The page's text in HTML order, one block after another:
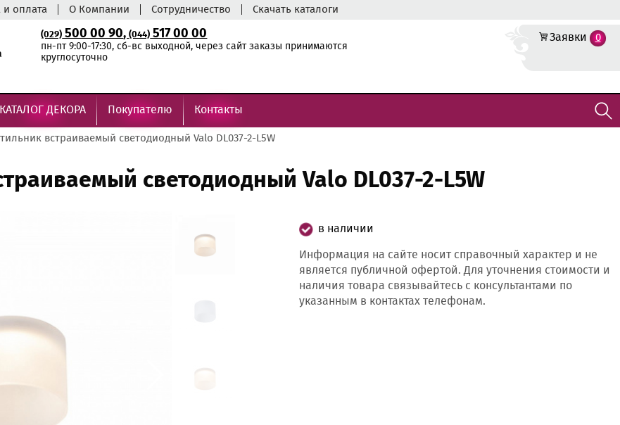
и оплата О Компании Сотрудничество Скачать каталоги
(029) 500 00 90,(044) 517 00 00
пн-пт 9:00-17:30, сб-вс выходной, через сайт заказы принимаются
круглосуточно
Заявки 0
КАТАЛОГ ДЕКОРА Покупателю Контакты
встраиваемый светодиодный Valo DL037-2-L5W
светодиодный Valo DL037-2-L5W
в наличии
Информация на сайте носит справочный характер и не
является публичной офертой. Для уточнения стоимости и
наличия товара связывайтесь с консультантами по
указанным в контактах телефонам.